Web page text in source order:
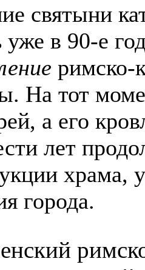
святыни
уже в 90-е
римско-
На тот
а его
лет
храма,
города.